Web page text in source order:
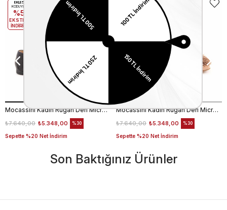
Mocassini Kadın Rugan Deri Microlight Taban Siyah Babet Ayakkabı
₺5.348,00
₺7.640,00
Sepette %20 Net İndirim
%30
EKLE5
KODUYLA
%5
EKSTRA
İNDİRİM
Mocassini Kadın Rugan Deri Microlight Taban Bej Parlak Babet Ayakkabı
₺5.348,00
₺7.640,00
Sepette %20 Net İndirim
%30
%5
EKSTRA
İNDİRİM
Son Baktığınız Ürünler